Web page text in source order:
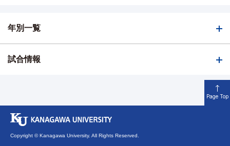
年別一覧
試合情報
Page Top
Copyright © Kanagawa University. All Rights Reserved.